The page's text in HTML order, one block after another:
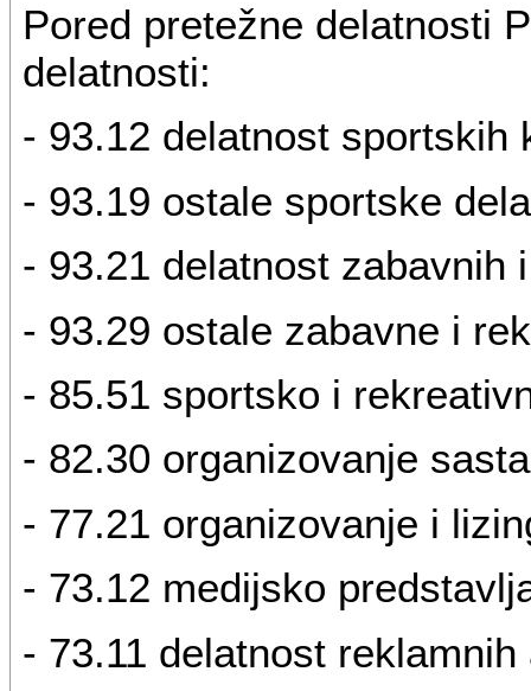
Pored pretežne delatnosti
delatnosti:
- 93.12 delatnost sportskih
- 93.19 ostale sportske
- 93.21 delatnost zabavnih
- 93.29 ostale zabavne i
- 85.51 sportsko i
- 82.30 organizovanje
- 77.21 organizovanje i
- 73.12 medijsko
- 73.11 delatnost reklamnih